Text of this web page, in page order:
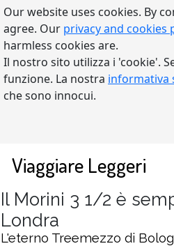
Our website uses cookies. By
agree. Our privacy and cookies
harmless cookies are.
Il nostro sito utilizza i 'cookie'.
funzione. La nostra informativa
che sono innocui.
Viaggiare Leggeri
Il Morini 3 1/2 è
Londra
L'eterno Treemezzo di